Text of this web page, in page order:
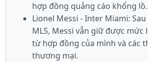
hợp đồng quảng cáo khổng lồ.
Lionel Messi - Inter Miami:
MLS, Messi vẫn giữ được mức
từ hợp đồng của mình và các
thương mại.